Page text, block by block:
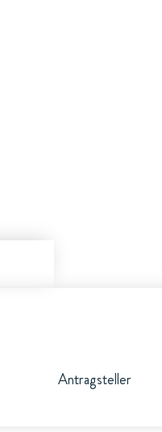
Antragsteller